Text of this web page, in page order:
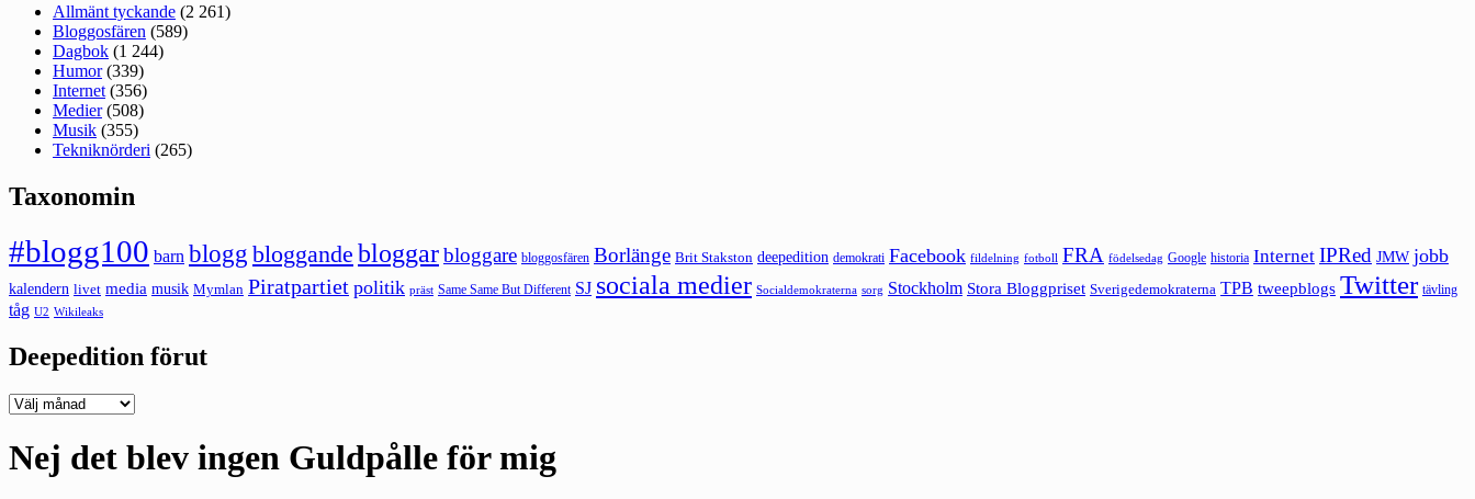
Allmänt tyckande (2 261)
Bloggosfären (589)
Dagbok (1 244)
Humor(339)
Internet (356)
Medier(508)
Musik (355)
Tekniknörderi (265)
Taxonomin
#blogg100 barn blogg bloggande bloggarbloggare bloggosfären Borlänge Brit Stakston deepedition demokrati Facebook fildelning fotboll FRA födelsedag Google historia Internet IPRed JMW jobb
kalendern livet media musik Mymlan Piratpartiet politik präst Same Same But Different SJ sociala medier Socialdemokraterna sorg Stockholm Stora Bloggpriset Sverigedemokraterna TPB tweepblogs Twitter tävling
tåg U2 Wikileaks
Deepedition förut
Deepedition
Nej det blev ingen Guldpålle för mig